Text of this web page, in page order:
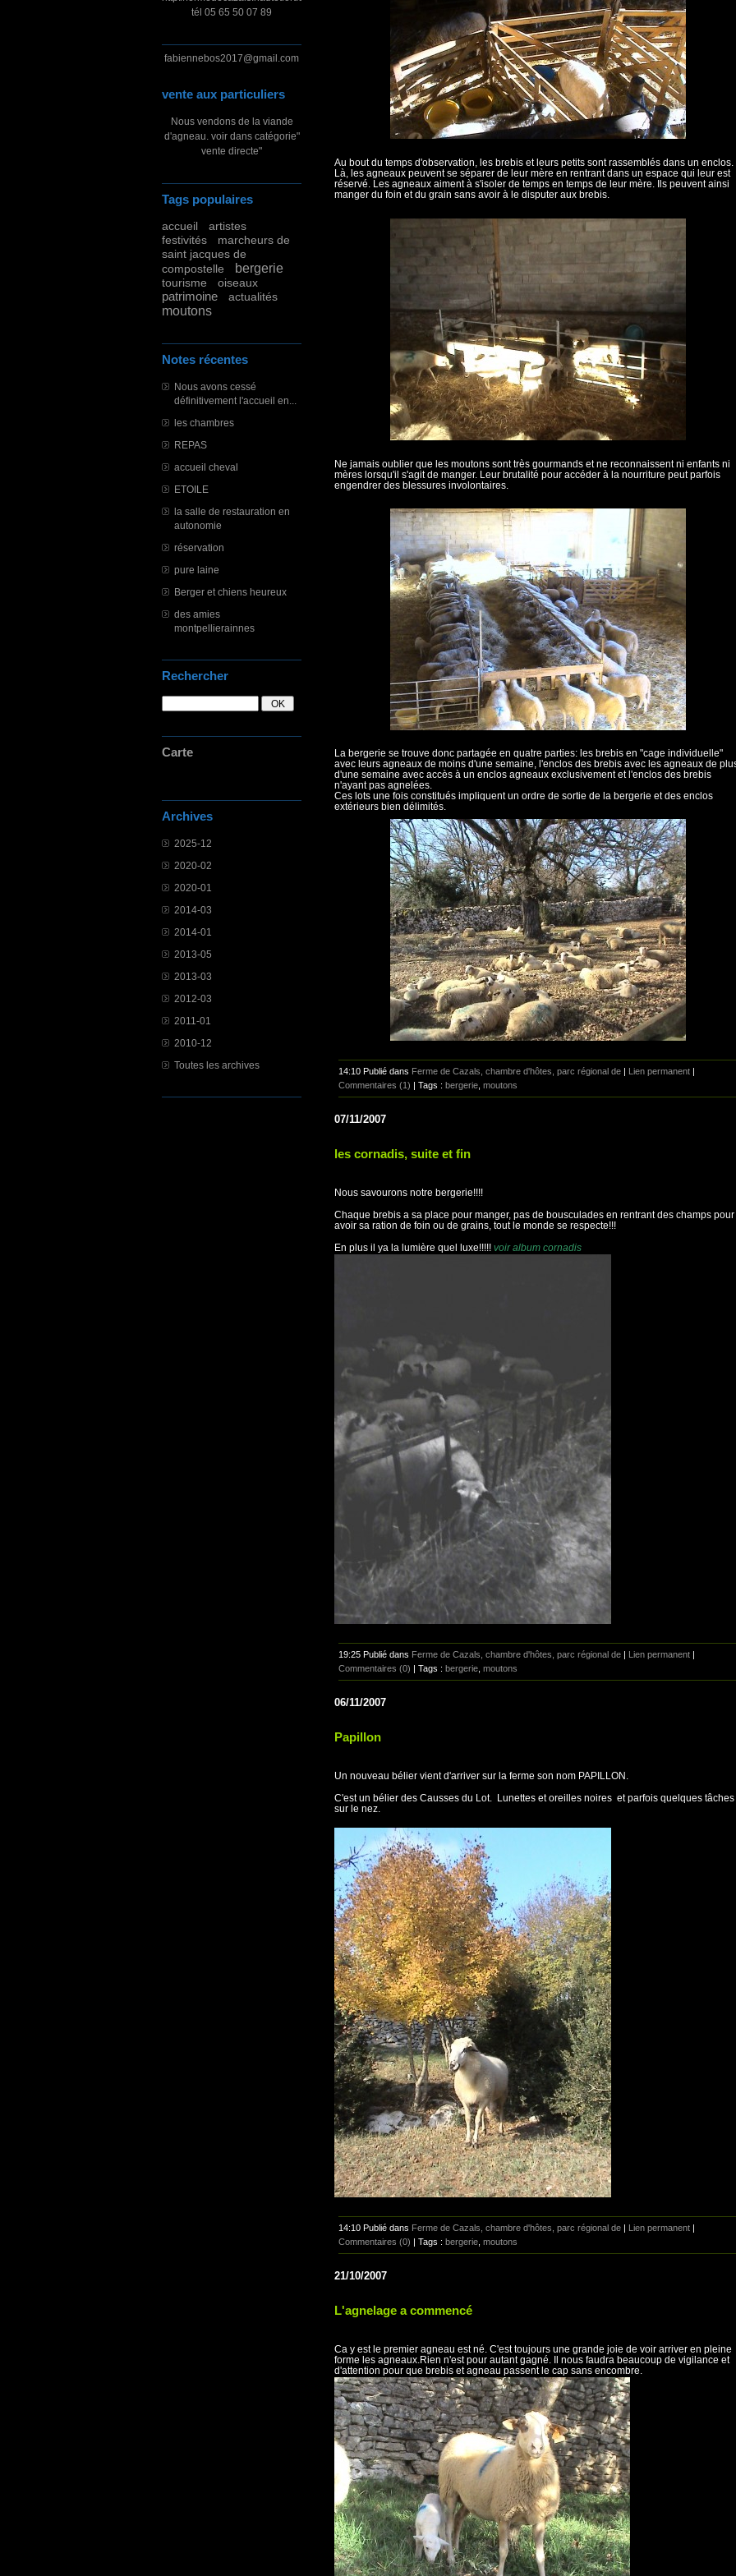
tél 05 65 50 07 89
fabiennebos2017@gmail.com
vente aux particuliers
Nous vendons de la viande
d'agneau. voir dans catégorie"
vente directe"
Tags populaires
accueil
artistes
festivités
marcheurs de
saint jacques de
compostelle
bergerie
tourisme oiseaux
patrimoine actualités
moutons
Notes récentes
Nous avons cessé
définitivement l'accueil en...
les chambres
REPAS
accueil cheval
ETOILE
la salle de restauration en
autonomie
réservation
pure laine
Berger et chiens heureux
des amies
montpellierainnes
Rechercher
Carte
Archives
2025-12
2020-02
2020-01
2014-03
2014-01
2013-05
2013-03
2012-03
2011-01
2010-12
Toutes les archives
Au bout du temps d'observation, les brebis et leurs petits sont rassemblés dans un enclos.
Là, les agneaux peuvent se séparer de leur mère en rentrant dans un espace qui leur est
réservé. Les agneaux aiment à s'isoler de temps en temps de leur mère. Ils peuvent ainsi
manger du foin et du grain sans avoir à le disputer aux brebis.
Ne jamais oublier que les moutons sont très gourmands et ne reconnaissent ni enfants ni
mères lorsqu'il s'agit de manger. Leur brutalité pour accéder à la nourriture peut parfois
engendrer des blessures involontaires.
La bergerie se trouve donc partagée en quatre parties: les brebis en "cage individuelle"
avec leurs agneaux de moins d'une semaine, l'enclos des brebis avec les agneaux de
d'une semaine avec accès à un enclos agneaux exclusivement et l'enclos des brebis
n'ayant pas agnelées.
Ces lots une fois constitués impliquent un ordre de sortie de la bergerie et des enclos
extérieurs bien délimités.
14:10 Publié dans Ferme de Cazals, chambre d'hôtes, parc régional de | Lien permanent |
Commentaires (1) | Tags : bergerie moutons
07/11/2007
les cornadis, suite et fin
Nous savourons notre bergerie!!!!
Chaque brebis a sa place pour manger, pas de bousculades en rentrant des champs pour
avoir sa ration de foin ou de grains, tout le monde se respecte!!!
En plus il ya la lumière quel luxe!!!!! voir album cornadis
19:25 Publié dans Ferme de Cazals, chambre d'hôtes, parc régional de Lien permanent
Commentaires (0) | Tags : bergerie moutons
06/11/2007
Papillon
Un nouveau bélier vient d'arriver sur la ferme son nom PAPILLON.
C'est un bélier des Causses du Lot. Lunettes et oreilles noires et parfois quelques tâches
sur le nez.
14:10 Publié dans Ferme de Cazals, chambre d'hôtes, parc régional de | Lien permanent |
Commentaires (0) | Tags : bergerie moutons
21/10/2007
L'agnelage a commencé
Ca y est le premier agneau est né. C'est toujours une grande joie de voir arriver en pleine
forme les agneaux.Rien n'est pour autant gagné. Il nous faudra beaucoup de vigilance et
d'attention pour que brebis et agneau passent le cap sans encombre.